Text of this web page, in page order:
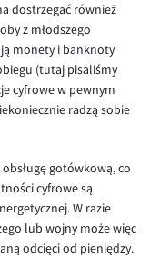
dostrzegać również
z młodszego
monety i banknoty
(tutaj pisaliśmy
cyfrowe w pewnym
radzą sobie
gotówkową, co
cyfrowe są
W razie
lub wojny może więc
odcięci od pieniędzy.